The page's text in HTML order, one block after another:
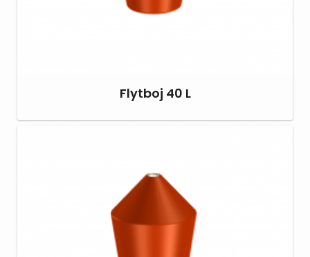
Flytboj 40 L